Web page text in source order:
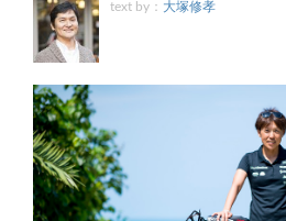
text by： 大塚修孝